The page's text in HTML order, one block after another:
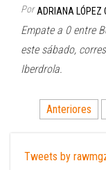
Por ADRIANA LÓPEZ
Empate a 0 entre
este sábado,
Iberdrola.
Paginación
entradas
Anteriores
Tweets by